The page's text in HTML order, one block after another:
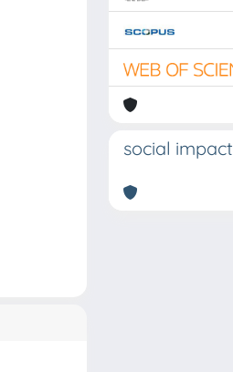
social impact